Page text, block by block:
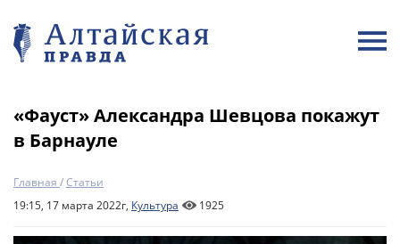
«Фауст» Александра Шевцова покажут
в Барнауле
Главная /Статьи
19:15, 17 марта 2022г, Культура 1925